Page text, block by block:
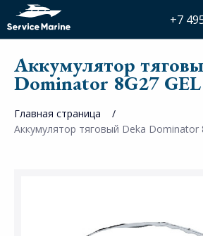
+7
Аккумулятор
Dominator 8G27 GEL
Главная страница
Аккумулятор тяговый Deka Dominator